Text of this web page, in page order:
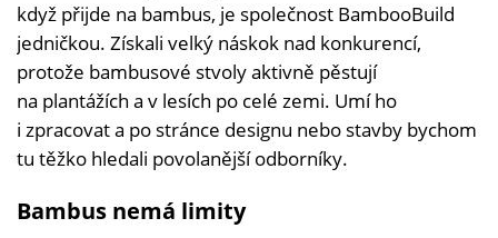
když přijde na bambus, je společnost BambooBuild
jedničkou. Získali velký náskok nad konkurencí,
protože bambusové stvoly aktivně pěstují
na plantážích a v lesích po celé zemi. Umí ho
i zpracovat a po stránce designu nebo stavby bychom
tu těžko hledali povolanější odborníky.
Bambus nemá limity